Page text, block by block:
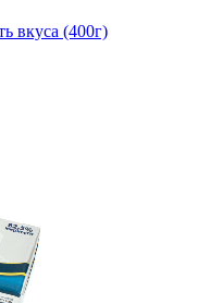
вкуса (400г)